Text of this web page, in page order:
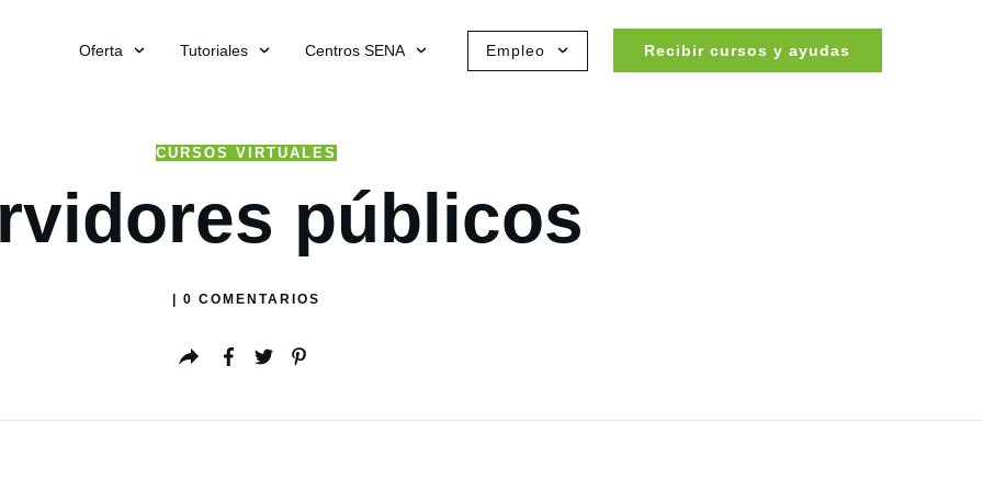
Oferta Tutoriales Centros SENA Empleo Recibir cursos y ayudas
CURSOS VIRTUALES
públicos
0 COMENTARIOS